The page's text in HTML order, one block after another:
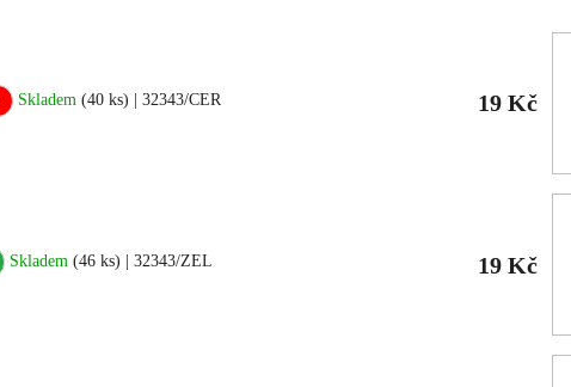
Skladem (40 ks) | 32343/CER 19 Kč
Skladem (46 ks) | 32343/ZEL 19 Kč